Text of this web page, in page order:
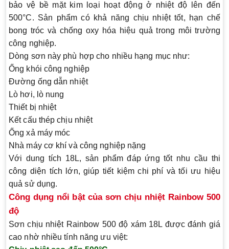
bảo vệ bề mặt kim loại hoạt động ở nhiệt độ lên đến
500°C. Sản phẩm có khả năng chịu nhiệt tốt, hạn chế
bong tróc và chống oxy hóa hiệu quả trong môi trường
công nghiệp.
Dòng sơn này phù hợp cho nhiều hạng mục như:
Ống khói công nghiệp
Đường ống dẫn nhiệt
Lò hơi, lò nung
Thiết bị nhiệt
Kết cấu thép chịu nhiệt
Ống xả máy móc
Nhà máy cơ khí và công nghiệp nặng
Với dung tích 18L, sản phẩm đáp ứng tốt nhu cầu thi
công diện tích lớn, giúp tiết kiệm chi phí và tối ưu hiệu
quả sử dụng.
Công dụng nổi bật của sơn chịu nhiệt Rainbow 500
độ
Sơn chịu nhiệt Rainbow 500 độ xám 18L được đánh giá
cao nhờ nhiều tính năng ưu việt: